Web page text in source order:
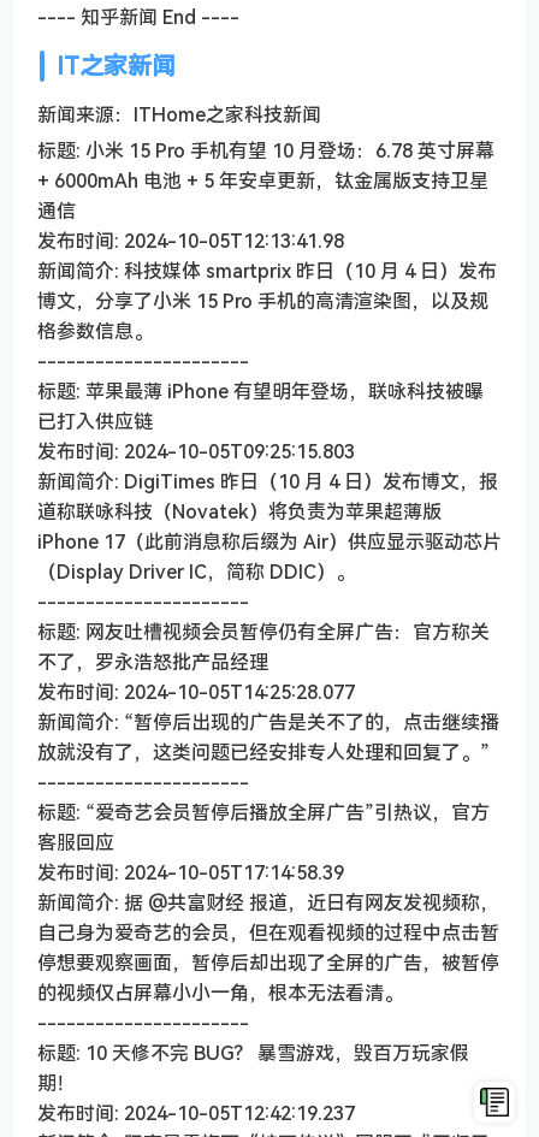
---- 知乎新闻 End ----
IT之家新闻
新闻来源：ITHome之家科技新闻
标题: 小米 15 Pro 手机有望 10 月登场：6.78 英寸屏幕
+ 6000mAh 电池 + 5 年安卓更新，钛金属版支持卫星
通信
发布时间: 2024-10-05T12:13:41.98
新闻简介: 科技媒体 smartprix 昨日（10 月 4 日）发布
博文，分享了小米 15 Pro 手机的高清渲染图，以及规
格参数信息。
----------------------
标题: 苹果最薄 iPhone 有望明年登场，联咏科技被曝
已打入供应链
发布时间: 2024-10-05T09:25:15.803
新闻简介: DigiTimes 昨日（10 月 4 日）发布博文，报
道称联咏科技（Novatek）将负责为苹果超薄版
iPhone 17（此前消息称后缀为 Air）供应显示驱动芯片
（Display Driver IC，简称 DDIC）。
----------------------
标题: 网友吐槽视频会员暂停仍有全屏广告：官方称关
不了，罗永浩怒批产品经理
发布时间: 2024-10-05T14:25:28.077
新闻简介: “暂停后出现的广告是关不了的，点击继续播
放就没有了，这类问题已经安排专人处理和回复了。”
----------------------
标题: “爱奇艺会员暂停后播放全屏广告”引热议，官方
客服回应
发布时间: 2024-10-05T17:14:58.39
新闻简介: 据 @共富财经 报道，近日有网友发视频称，
自己身为爱奇艺的会员，但在观看视频的过程中点击暂
停想要观察画面，暂停后却出现了全屏的广告，被暂停
的视频仅占屏幕小小一角，根本无法看清。
----------------------
标题: 10 天修不完 BUG？ 暴雪游戏，毁百万玩家假
期！
发布时间: 2024-10-05T12:42:19.237